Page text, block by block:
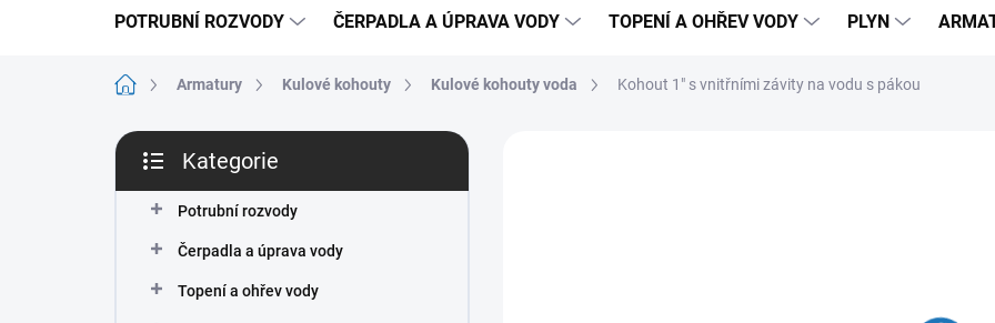
POTRUBNÍ ROZVODY ČERPADLA A ÚPRAVA VODY TOPENÍ A OHŘEV VODY PLYN
Domů Armatury Kulové kohouty Kulové kohouty voda Kohout 1" s vnitřními závity na vodu s pákou
P
s
kategorie
Kategorie
Potrubní rozvody
Čerpadla a úprava vody
Topení a ohřev vody